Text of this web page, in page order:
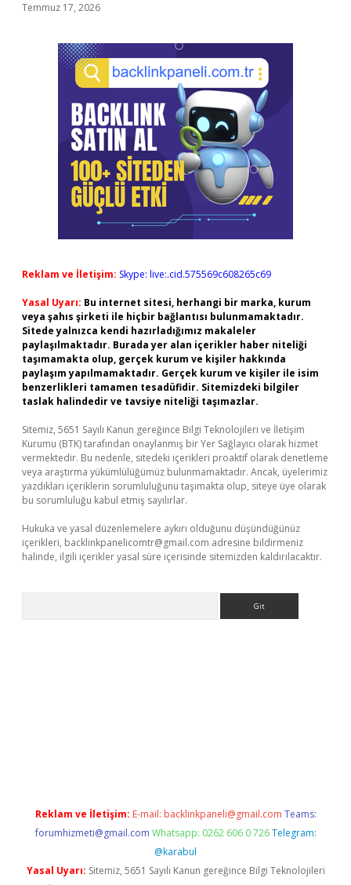
Temmuz 17, 2026
Reklam ve İletişim: Skype: live:.cid.575569c608265c69
Yasal Uyarı: Bu internet sitesi, herhangi bir marka, kurum
veya şahıs şirketi ile hiçbir bağlantısı bulunmamaktadır.
Sitede yalnızca kendi hazırladığımız makaleler
paylaşılmaktadır. Burada yer alan içerikler haber niteliği
taşımamakta olup, gerçek kurum ve kişiler hakkında
paylaşım yapılmamaktadır. Gerçek kurum ve kişiler ile isim
benzerlikleri tamamen tesadüfidir. Sitemizdeki bilgiler
taslak halindedir ve tavsiye niteliği taşımazlar.
Sitemiz, 5651 Sayılı Kanun gereğince Bilgi Teknolojileri ve İletişim
Kurumu (BTK) tarafından onaylanmış bir Yer Sağlayıcı olarak hizmet
vermektedir. Bu nedenle, sitedeki içerikleri proaktif olarak denetleme
veya araştırma yükümlülüğümüz bulunmamaktadır. Ancak, üyelerimiz
yazdıkları içeriklerin sorumluluğunu taşımakta olup, siteye üye olarak
bu sorumluluğu kabul etmiş sayılırlar.
Hukuka ve yasal düzenlemelere aykırı olduğunu düşündüğünüz
içerikleri, backlinkpanelicomtr@gmail.com adresine bildirmeniz
halinde, ilgili içerikler yasal süre içerisinde sitemizden kaldırılacaktır.
Reklam ve İletişim: E-mail: backlinkpaneli@gmail.com Teams:
forumhizmeti@gmail.com Whatsapp: 0262 606 0 726 Telegram:
@karabul
Yasal Uyarı: Sitemiz, 5651 Sayılı Kanun gereğince Bilgi Teknolojileri